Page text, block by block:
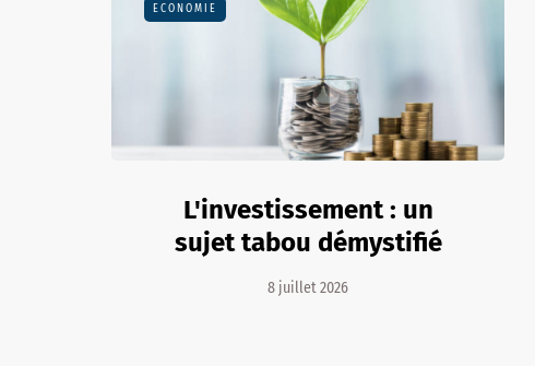
ECONOMIE
L'investissement : un
sujet tabou démystifié
8 juillet 2026